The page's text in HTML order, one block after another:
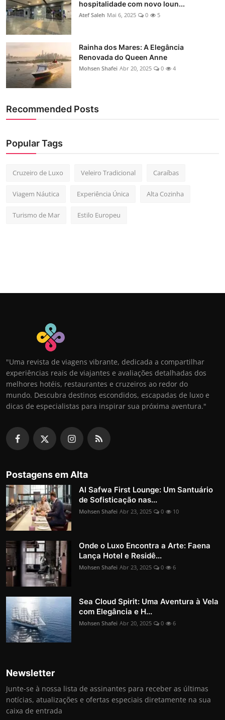
hospitalidade com novo loun...
Atef Saleh Mai 6, 2025 0 5
Rainha dos Mares: A Elegância
Renovada do Queen Anne
Mohsen Shafei Abr 20, 2025 0 4
Recommended Posts
Popular Tags
Cruzeiro de Luxo Veleiro Tradicional Caraíbas
Viagem Náutica Experiência Única Alta Cozinha
Turismo de Mar Estilo Europeu
"Uma revista de viagens vibrante, dedicada a compartilhar
experiências reais de viajantes e avaliações detalhadas dos
melhores hotéis, restaurantes e cruzeiros ao redor do
mundo. Descubra destinos escondidos, escapadas de luxo e
dicas de especialistas para inspirar sua próxima aventura."
Postagens em Alta
Al Safwa First Lounge: Um Santuário
de Sofisticação nas...
Mohsen Shafei Abr 23, 2025 0 10
Onde o Luxo Encontra a Arte: Faena
Lança Hotel e Residê...
Mohsen Shafei Abr 23, 2025 0 6
Sea Cloud Spirit: Uma Aventura à Vela
com Elegância e H...
Mohsen Shafei Abr 20, 2025 0 6
Newsletter
Junte-se à nossa lista de assinantes para receber as últimas
notícias, atualizações e ofertas especiais diretamente na sua
caixa de entrada